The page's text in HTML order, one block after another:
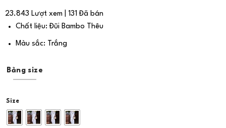
23.843 Lượt xem | 131 Đã bán
Chất liệu: Đũi Bambo Thêu
Màu sắc: Trắng
Bảng size
Size